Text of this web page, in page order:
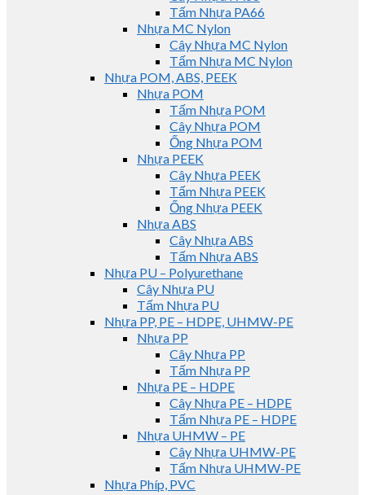
Tấm Nhựa PA66
Nhựa MC Nylon
Cây Nhựa MC Nylon
Tấm Nhựa MC Nylon
Nhựa POM, ABS, PEEK
Nhựa POM
Tấm Nhựa POM
Cây Nhựa POM
Ống Nhựa POM
Nhựa PEEK
Cây Nhựa PEEK
Tấm Nhựa PEEK
Ống Nhựa PEEK
Nhựa ABS
Cây Nhựa ABS
Tấm Nhựa ABS
Nhựa PU – Polyurethane
Cây Nhựa PU
Tấm Nhựa PU
Nhựa PP, PE – HDPE, UHMW-PE
Nhựa PP
Cây Nhựa PP
Tấm Nhựa PP
Nhựa PE – HDPE
Cây Nhựa PE – HDPE
Tấm Nhựa PE – HDPE
Nhựa UHMW – PE
Cây Nhựa UHMW-PE
Tấm Nhựa UHMW-PE
Nhựa Phíp, PVC